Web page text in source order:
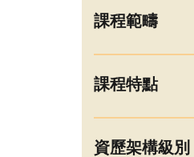
課程範疇
課程特點
資歷架構級別